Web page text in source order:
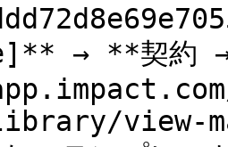
→ **契約
view-